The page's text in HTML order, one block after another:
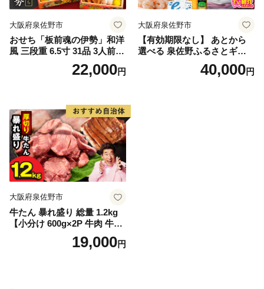
大阪府泉佐野市
おせち「板前魂の伊勢」和洋
風 三段重 6.5寸 31品 3人前
【1位獲得 おせち料理 板前魂
贅沢おせち お節 惣菜 冷凍 先
22,000円
大阪府泉佐野市
【有効期限なし】 あとから
選べる 泉佐野ふるさとギフ
ト（寄附40,000円コース）
【4000品以上掲載 高評価 カ
40,000円
大阪府泉佐野市
牛たん 暴れ盛り 総量 1.2kg
【小分け 600g×2P 牛肉 牛タ
ン 牛たん 厚切り牛タン 焼肉
BBQ キャンプ 焼くだけ 簡単
19,000円